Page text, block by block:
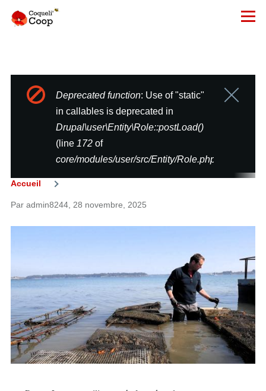
Aller au contenu principal
Menu
Message
d'erreur
Deprecated function: Use of "static"
in callables is deprecated in
Drupal\user\Entity\Role::postLoad()
(line 172 of
core/modules/user/src/Entity/Role.php
Fermer
Accueil
Par admin8244 , 28 novembre, 2025